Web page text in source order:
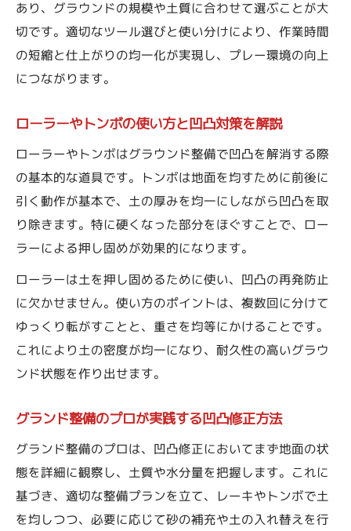
あり、グラウンドの規模や土質に合わせて選ぶことが大
切です。適切なツール選びと使い分けにより、作業時間
の短縮と仕上がりの均一化が実現し、プレー環境の向上
につながります。
ローラーやトンボの使い方と凹凸対策を解説
ローラーやトンボはグラウンド整備で凹凸を解消する際
の基本的な道具です。トンボは地面を均すために前後に
引く動作が基本で、土の厚みを均一にしながら凹凸を取
り除きます。特に硬くなった部分をほぐすことで、ロー
ラーによる押し固めが効果的になります。
ローラーは土を押し固めるために使い、凹凸の再発防止
に欠かせません。使い方のポイントは、複数回に分けて
ゆっくり転がすことと、重さを均等にかけることです。
これにより土の密度が均一になり、耐久性の高いグラウ
ンド状態を作り出せます。
グランド整備のプロが実践する凹凸修正方法
グランド整備のプロは、凹凸修正においてまず地面の状
態を詳細に観察し、土質や水分量を把握します。これに
基づき、適切な整備プランを立て、レーキやトンボで土
を均しつつ、必要に応じて砂の補充や土の入れ替えを行